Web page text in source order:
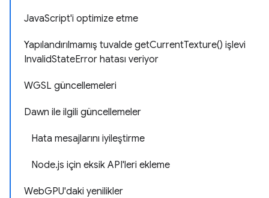
JavaScript'i optimize etme
Yapılandırılmamış tuvalde getCurrentTexture() işlevi
InvalidStateError hatası veriyor
WGSL güncellemeleri
Dawn ile ilgili güncellemeler
Hata mesajlarını iyileştirme
Node.js için eksik API'leri ekleme
WebGPU'daki yenilikler